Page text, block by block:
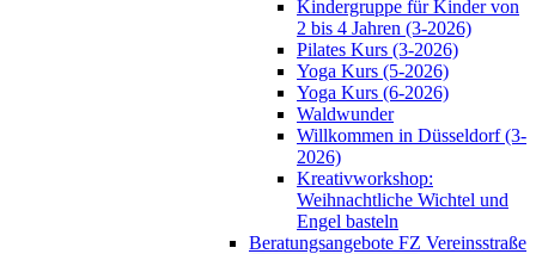
Kindergruppe für Kinder von
2 bis 4 Jahren (3-2026)
Pilates Kurs (3-2026)
Yoga Kurs (5-2026)
Yoga Kurs (6-2026)
Waldwunder
Willkommen in Düsseldorf (3-
2026)
Kreativworkshop:
Weihnachtliche Wichtel und
Engel basteln
Beratungsangebote FZ Vereinsstraße